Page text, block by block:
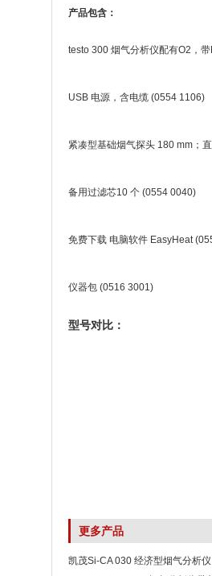
产品包含：
testo 300 烟气分析仪配有O2 ，带
USB 电源，含电缆 (0554 1106)
紧凑型基础烟气探头 180 mm ；
备用过滤芯10 个 (0554 0040)
免费下载 电脑软件 EasyHeat
仪器包 (0516 3001)
型号对比：
更多产品
凯茂Si-CA 030 经济型烟气分析仪